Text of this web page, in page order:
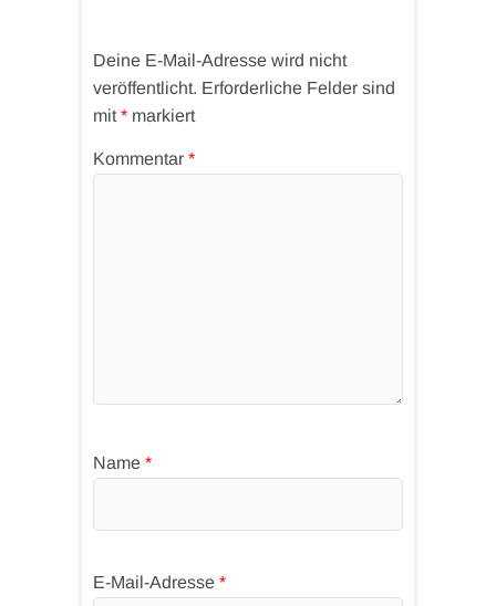
Deine E-Mail-Adresse wird nicht
veröffentlicht. Erforderliche Felder sind
mit* markiert
Kommentar *
Name *
E-Mail-Adresse *